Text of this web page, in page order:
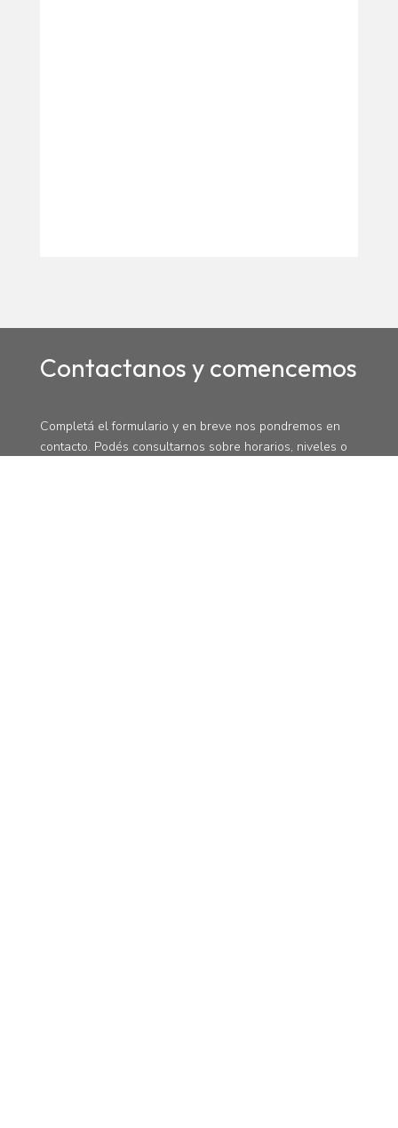
Contactanos y comencemos
Completá el formulario y en breve nos pondremos en
contacto. Podés consultarnos sobre horarios, niveles o